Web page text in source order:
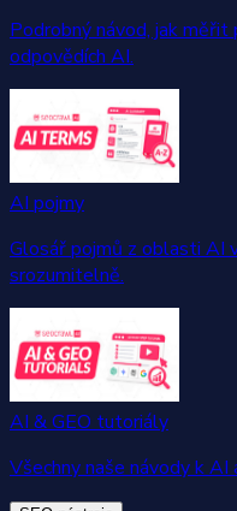
Podrobný návod, jak
odpovědích AI.
AI pojmy
Glosář pojmů z oblasti AI
srozumitelně.
AI & GEO tutoriály
Všechny naše návody k AI